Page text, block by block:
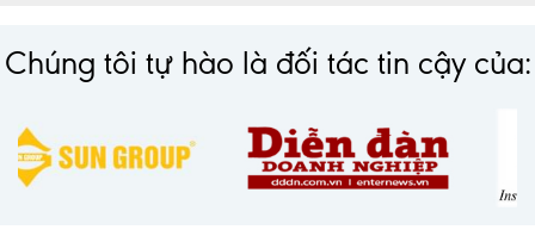
Chúng tôi tự hào là đối tác tin cậy của: